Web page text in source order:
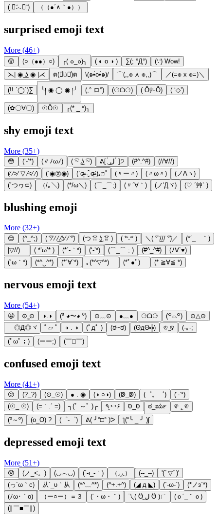
(.﹒︣︿﹒︣.)
（（●´∧｀●））
surprised emoji text
More (46+)
😲 (○（●●）○) ╭( ๐_๐)╮ ( ◐ o ◑ ) ∑(; °Д°)
(∵) Wow!
⋋| ◉ ͟ʖ ◉ |⋌
ต(ꏿ᷅௰ꏿ᷄)ต \(๑•́o•̀๑)/ ⌒(,,๏ ⋏ ๏,,)⌒ ／(=๏ x ๏=)＼
(!! ´◯`)∑ ╰། ◉ ◯ ◉ །╯ (;° ロ°) (⚆ᗝ⚆) ( Ŏ艸Ŏ) ( ‘◇’)
(✿〇∀〇) ☉Ô☉ ╭(* _ *)╮
shy emoji text
More (35+)
😳 (‘-’*) (〃ﾉωﾉ) ( ͡~ ͜ʖ ͡~) ᕕ[ ́ ل͜ ́ ]੭ (#^.^#)
(//∀//)
(⁄ ⁄>⁄ ▽ ⁄<⁄ ⁄)
(´◉㉨◉) (ˊσ̴̶̷̤ ₋̮̑ σ̴̶̷̤ˋ)₊ෆ˚ (〃ー〃) (〃ω〃)
(ノAヽ)
(´つヮ⊂)
（/｡＼) (*/ω＼) (⌒_⌒;) (〃´∀｀) (ノ′Дヾ) (♡ ´艸` )
blushing emoji
More (32+)
😊 (^_^;) ( ͡°⁄ ⁄ ͜⁄ ⁄ʖ⁄ ⁄ ͡°) (つ ͡ꈍ ͜ʖ̫ ͡ꈍ ) ( *∵* ) ＼( ͡° ͜/// ͡°)／
(*´_ゝ｀)
|▽//)ゝ
( *’ω’* ) (*´-｀*) (‘-’*) (⌒_⌒ ; ) (#^_^#)
(ﾉ∀`♥)
(´ω｀*)
(*^‿^*) (*´∀`*) ｡(*^▽^*)ゞ (*ﾟ●ﾟ)ゞ (* ≧∀≦ *)
nervous emoji text
More (54+)
😬 ⊙˛̼⊙ ◑.◑ (⁰ ◕〜◕ ⁰) ⊙﹏⊙ ●﹏● ⚆ᗝ⚆ (꒪⌓꒪)
⊙△⊙
ゞ◎Д◎ヾ
˚ ▱ ˚ ◑ . ◑ (ﾟдﾟ ) (ಠ~ಠ) (ʘдʘ╬) ଵ˛̼ଵ
(-｡-;
(ﾟωﾟ；)
(ーー;) (￣□￣)
confused emoji text
More (41+)
😕 (?_?) (⊙_☉) ● . ◉ (◑ ○◑) (ↁ_ↁ) (゜。゜)
(‘-’*)
(☉_ ☉)
(=｀.´ =) ┐(ﾟ ～ﾟ )┌ ٩◔̯◔۶ סּ_סּ ಠ_ರೃ
ଵ ˛̼ ଵ
(º～º)
(o_O) ? (゜-゜) ᕕ( ╯°□° )ᕗ ƪ(“╰ _ ╯ )ʃ
depressed emoji text
More (51+)
😞 (ノ_<。) (◡︵◡) (´-ι_-｀) （◞‸◟） (--_--)
'(ﾟ▽ﾟ)'
(っ´ω｀c)
从´_υ｀从 (*^﹏^*) (^+.+^) (◢ д ◣) (´-ω-`)
(*ノз`*)
(ﾉω･｀o)
（ー○ー）＝３ (´・ω・｀) 乁( Ɵ͆ ل͜ Ɵ͆ )ㄏ
(ｏ´_｀ｏ)
(∥￣■￣∥)